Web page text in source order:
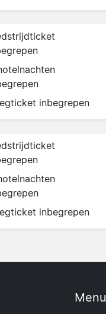
inbegrepen
inbegrepen
Menu